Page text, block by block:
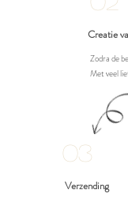
Creatie
Zodra de
Met veel
03
Verzending